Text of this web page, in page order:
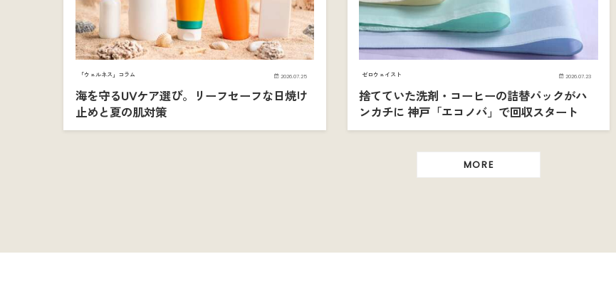
「ウェルネス」コラム 2026.07.25
海を守るUVケア選び。リーフセーフな日焼け
止めと夏の肌対策
ゼロウェイスト 2026.07.23
捨てていた洗剤・コーヒーの詰替パックがハ
ンカチに 神戸「エコノバ」で回収スタート
MORE